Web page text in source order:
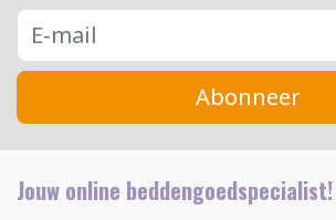
Abonneer
Jouw online beddengoedspecialist!